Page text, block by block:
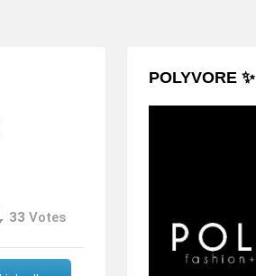
33 Votes
POLYVORE ✨